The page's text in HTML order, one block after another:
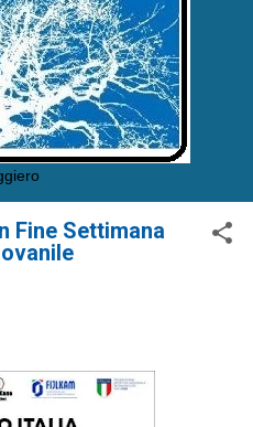
Fine Settimana